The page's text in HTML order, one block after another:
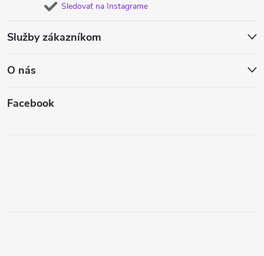
Sledovať na Instagrame
Služby zákazníkom
O nás
Facebook